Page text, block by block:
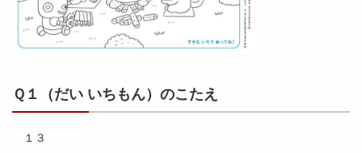
Ｑ１（だい いちもん）のこたえ
１３